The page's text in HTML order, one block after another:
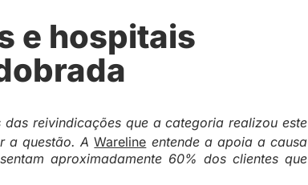
e hospitais
reivindicações que a categoria realizou este
a questão. AWareline entende a apoia a causa
aproximadamente 60% dos clientes que